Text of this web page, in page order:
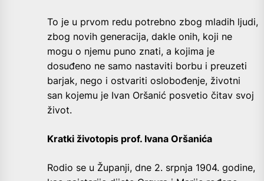
To je u prvom redu potrebno zbog mladih ljudi,
zbog novih generacija, dakle onih, koji ne
mogu o njemu puno znati, a kojima je
dosuđeno ne samo nastaviti borbu i preuzeti
barjak, nego i ostvariti oslobođenje, životni
san kojemu je Ivan Oršanić posvetio čitav svoj
život.
Kratki životopis prof. Ivana Oršanića
Rodio se u Županji, dne 2. srpnja 1904. godine,